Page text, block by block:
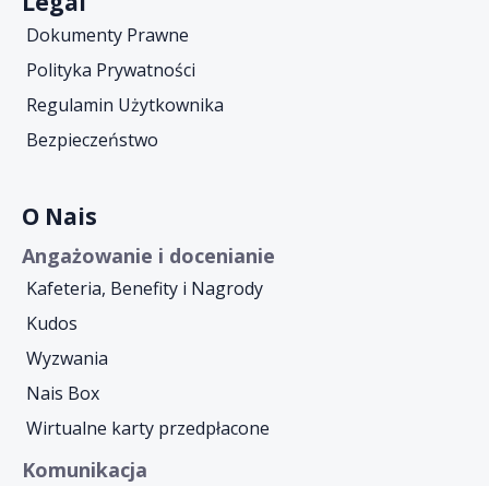
Dokumenty Prawne
Polityka Prywatności
Regulamin Użytkownika
Bezpieczeństwo
O Nais
Angażowanie i docenianie
Kafeteria, Benefity i Nagrody
Kudos
Wyzwania
Nais Box
Wirtualne karty przedpłacone
Komunikacja